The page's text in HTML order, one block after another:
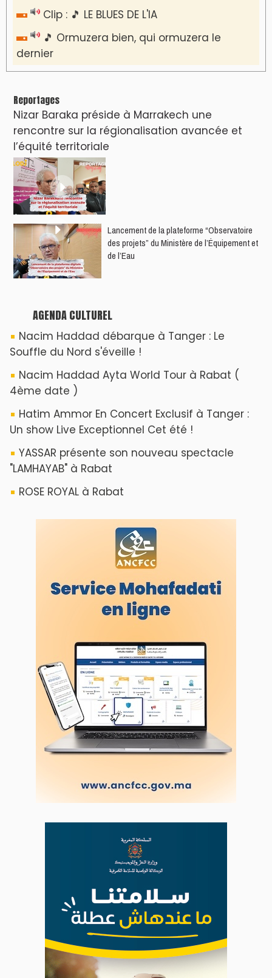
Clip : 🎵 LE BLUES DE L'IA
🎵 Ormuzera bien, qui ormuzera le
dernier
Reportages
Nizar Baraka préside à Marrakech une
rencontre sur la régionalisation avancée et
l’équité territoriale
​Lancement de la plateforme “Observatoire
des projets” du Ministère de l’Équipement et
de l’Eau
AGENDA CULTUREL
Nacim Haddad débarque à Tanger : Le
Souffle du Nord s'éveille !
Nacim Haddad Ayta World Tour à Rabat (
4ème date )
Hatim Ammor En Concert Exclusif à Tanger :
Un show Live Exceptionnel Cet été !
YASSAR présente son nouveau spectacle
"LAMHAYAB" à Rabat
ROSE ROYAL à Rabat